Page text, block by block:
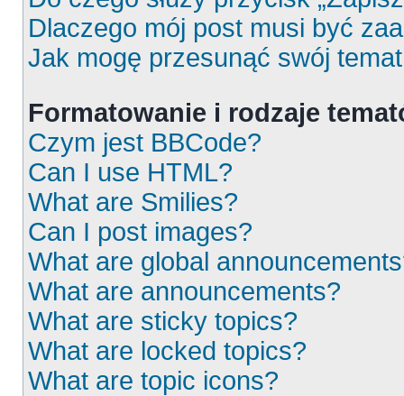
Dlaczego mój post musi być
Jak mogę przesunąć swój
Formatowanie i rodzaje
Czym jest BBCode?
Can I use HTML?
What are Smilies?
Can I post images?
What are global
What are announcements?
What are sticky topics?
What are locked topics?
What are topic icons?